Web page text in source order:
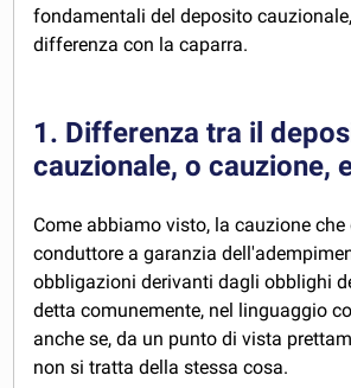
fondamentali del deposito
differenza con la caparra.
1. Differenza tra il
cauzionale, o cauzione,
Come abbiamo visto, la cauzione
conduttore a garanzia
obbligazioni derivanti dagli obblighi
detta comunemente, nel linguaggio
anche se, da un punto di vista
non si tratta della stessa cosa.